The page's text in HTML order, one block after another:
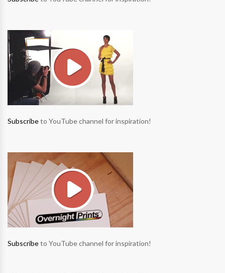
Subscribeto YouTube channel for inspiration!
Subscribeto YouTube channel for inspiration!